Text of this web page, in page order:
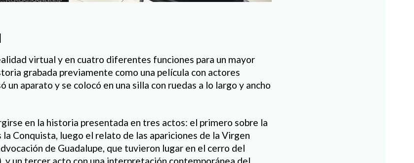
virtual y en cuatro diferentes funciones para un mayor
grabada previamente como una película con actores
un aparato y se colocó en una silla con ruedas a lo largo y ancho
en la historia presentada en tres actos: el primero sobre la
Conquista, luego el relato de las apariciones de la Virgen
de Guadalupe, que tuvieron lugar en el cerro del
y un tercer acto con una interpretación contemporánea del